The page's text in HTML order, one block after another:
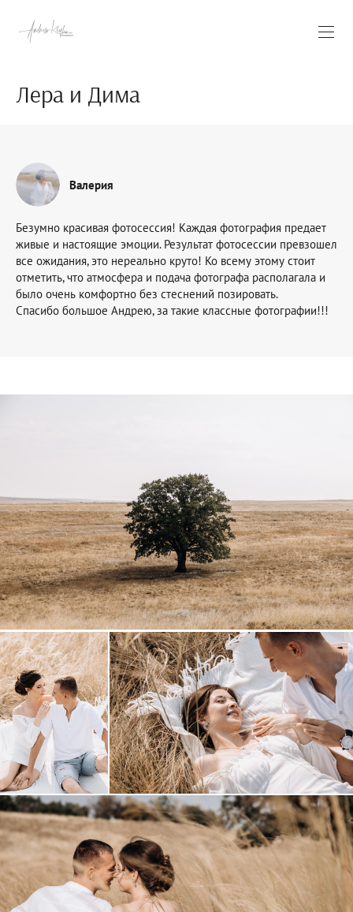
Лера и Дима
Валерия
Безумно красивая фотосессия! Каждая фотография предает
живые и настоящие эмоции. Результат фотосессии превзошел
все ожидания, это нереально круто! Ко всему этому стоит
отметить, что атмосфера и подача фотографа располагала и
было очень комфортно без стеснений позировать.
Спасибо большое Андрею, за такие классные фотографии!!!